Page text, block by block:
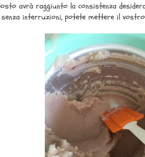
avrà raggiunto la consistenza
interruzioni, potete mettere il vostro